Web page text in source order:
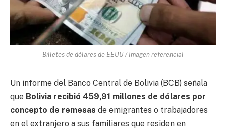
Billetes de dólares de EEUU / Imagen referencial
Un informe del Banco Central de Bolivia (BCB) señala
que Bolivia recibió 459,91 millones de dólares por
concepto de remesas de emigrantes o trabajadores
en el extranjero a sus familiares que residen en